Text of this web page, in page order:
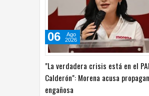
"La verdadera crisis está en el
Calderón": Morena acusa
engañosa
06
Ago
2026